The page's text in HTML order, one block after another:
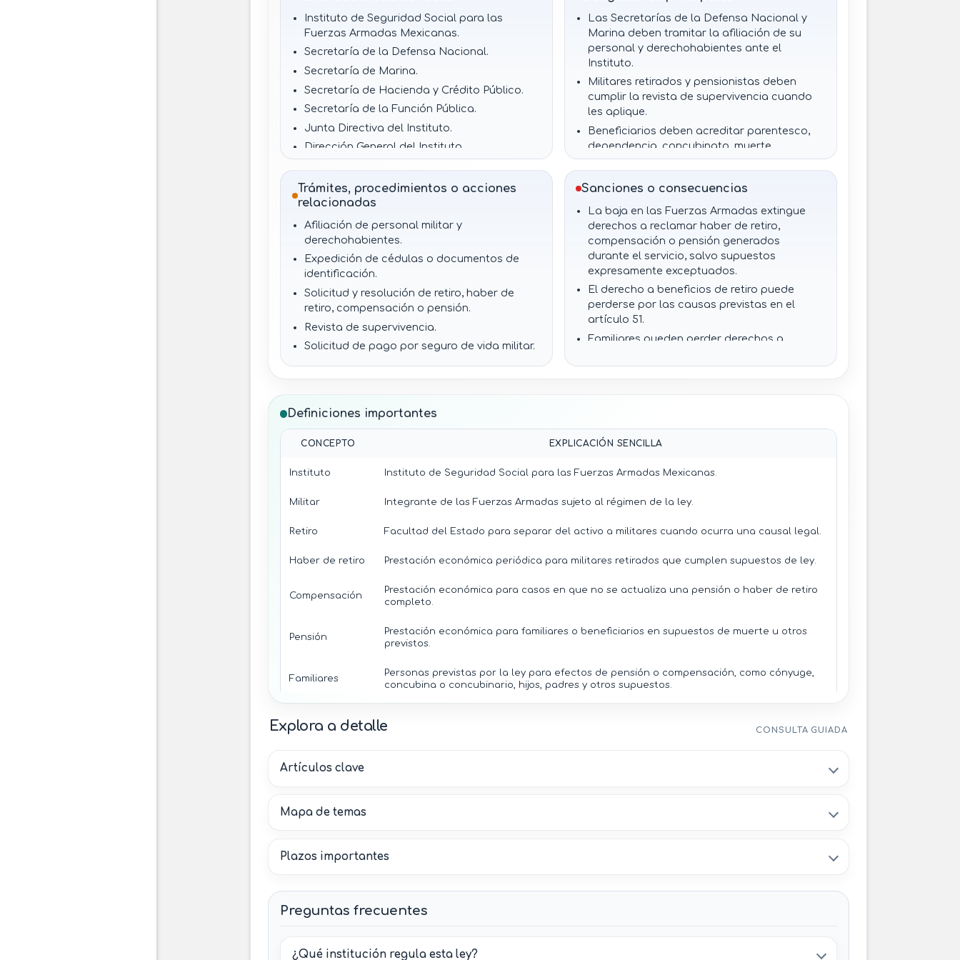
pensiones queden exentos
de todo impuesto, salvo
reducciones permitidas por
Instituto de Seguridad Social para las
Fuerzas Armadas Mexicanas.
Secretaría de la Defensa Nacional.
Secretaría de Marina.
Secretaría de Hacienda y Crédito Público.
Secretaría de la Función Pública.
Junta Directiva del Instituto.
Dirección General del Instituto.
Armada.
Instituto de Seguridad y Servicios Sociales
Mexicano del Seguro Social, cuando existan
convenios médicos.
Las Secretarías de la Defensa Nacional y
Marina deben tramitar la afiliación de su
personal y derechohabientes ante el
Instituto.
Militares retirados y pensionistas deben
cumplir la revista de supervivencia cuando
les aplique.
Beneficiarios deben acreditar parentesco,
dependencia, concubinato, muerte,
incapacidad u otros supuestos conforme a
El Instituto debe otorgar prestaciones,
administrar su patrimonio y fondos
específicos exclusivamente para sus fines.
El Instituto debe administrar el Fondo de la
Vivienda para miembros en activo y operar
sistemas de financiamiento de vivienda.
Las autoridades militares y navales deben
colaborar en trámites, sepelio y
comprobación de supuestos cuando
corresponda.
Trámites, procedimientos o acciones
relacionadas
Afiliación de personal militar y
derechohabientes.
Expedición de cédulas o documentos de
identificación.
Solicitud y resolución de retiro, haber de
retiro, compensación o pensión.
Revista de supervivencia.
Solicitud de pago por seguro de vida militar.
Trámite de beneficios por fallecimiento,
gastos de sepelio y ayudas.
dependencia económica, incapacidad o
muerte.
Tramitación de créditos o beneficios de
Celebración de convenios de servicios
médicos subrogados.
Sanciones o consecuencias
La baja en las Fuerzas Armadas extingue
derechos a reclamar haber de retiro,
compensación o pensión generados
durante el servicio, salvo supuestos
expresamente exceptuados.
El derecho a beneficios de retiro puede
perderse por las causas previstas en el
artículo 51.
Familiares pueden perder derechos a
previstas en el artículo 52.
hipotecarios, alimentos o error de pago en
los términos de la ley.
En caso de controversia entre presuntos
trámite hasta resolución judicial.
indicada en el texto oficial debe revisarse
concretos.
Definiciones importantes
CONCEPTO EXPLICACIÓN SENCILLA
Instituto Instituto de Seguridad Social para las Fuerzas Armadas Mexicanas.
Militar Integrante de las Fuerzas Armadas sujeto al régimen de la ley.
Retiro Facultad del Estado para separar del activo a militares cuando ocurra una causal legal.
Haber de retiro Prestación económica periódica para militares retirados que cumplen supuestos de ley.
Compensación
Prestación económica para casos en que no se actualiza una pensión o haber de retiro
completo.
Pensión
Prestación económica para familiares o beneficiarios en supuestos de muerte u otros
previstos.
Familiares
Personas previstas por la ley para efectos de pensión o compensación, como cónyuge,
concubina o concubinario, hijos, padres y otros supuestos.
médica
ausencia de enfermedad.
CONSULTA GUIADA
Explora a detalle
Artículos clave
Mapa de temas
Plazos importantes
Preguntas frecuentes
¿Qué institución regula esta ley?